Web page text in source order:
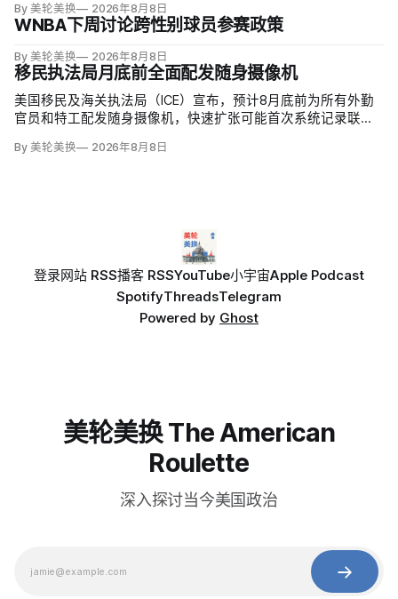
By 美轮美换 2026年8月8日
WNBA下周讨论跨性别球员参赛政策
By 美轮美换 2026年8月8日
移民执法局月底前全面配发随身摄像机
美国移民及海关执法局（ICE）宣布，预计8月底前为所有外勤
官员和特工配发随身摄像机，快速扩张可能首次系统记录联邦
代理局长戴维·文图雷拉（David J. Venturella）称，涉及羁押中
By 美轮美换 2026年8月8日
登录网站 RSS播客 RSSYouTube小宇宙Apple Podcast
SpotifyThreadsTelegram
Powered by Ghost
美轮美换 The American
Roulette
深入探讨当今美国政治